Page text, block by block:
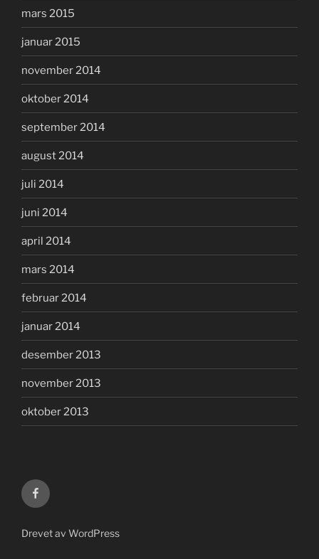
mars 2015
januar 2015
november 2014
oktober 2014
september 2014
august 2014
juli 2014
juni 2014
april 2014
mars 2014
februar 2014
januar 2014
desember 2013
november 2013
oktober 2013
KTVF
på
Drevet av WordPress